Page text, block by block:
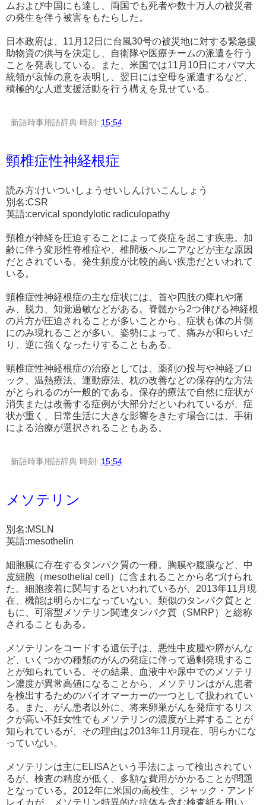
ムおよび中国にも達し、両国でも死者や数十万人の被災者
の発生を伴う被害をもたらした。
日本政府は、11月12日に台風30号の被災地に対する緊急援
助物資の供与を決定し、自衛隊や医療チームの派遣を行う
ことを発表している。また、米国では11月10日にオバマ大
統領が哀悼の意を表明し、翌日には空母を派遣するなど、
積極的な人道支援活動を行う構えを見せている。
新語時事用語辞典 時刻: 15:54
頸椎症性神経根症
読み方:けいついしょうせいしんけいこんしょう
別名:CSR
英語:cervical spondylotic radiculopathy
頸椎が神経を圧迫することによって炎症を起こす疾患。加
齢に伴う変形性脊椎症や、椎間板ヘルニアなどが主な原因
だとされている。発生頻度が比較的高い疾患だといわれて
いる。
頸椎症性神経根症の主な症状には、首や四肢の痺れや痛
み、脱力、知覚過敏などがある。脊髄から2つ伸びる神経根
の片方が圧迫されることが多いことから、症状も体の片側
にのみ現れることが多い。姿勢によって、痛みが和らいだ
り、逆に強くなったりすることもある。
頸椎症性神経根症の治療としては、薬剤の投与や神経ブロ
ック、温熱療法、運動療法、枕の改善などの保存的な方法
がとられるのが一般的である。保存的療法で自然に症状が
消失または改善する症例が大部分だといわれているが、症
状が重く、日常生活に大きな影響をきたす場合には、手術
による治療が選択されることもある。
新語時事用語辞典 時刻: 15:54
メソテリン
別名:MSLN
英語:mesothelin
細胞膜に存在するタンパク質の一種。胸膜や腹膜など、中
皮細胞（mesothelial cell）に含まれることから名づけられ
た。細胞接着に関与するといわれているが、2013年11月現
在、機能は明らかになっていない。類似のタンパク質とと
もに、可溶型メソテリン関連タンパク質（SMRP）と総称
されることもある。
メソテリンをコードする遺伝子は、悪性中皮腫や膵がんな
ど、いくつかの種類のがんの発症に伴って過剰発現するこ
とが知られている。その結果、血液中や尿中でのメソテリ
ン濃度が異常高値になることから、メソテリンはがん患者
を検出するためのバイオマーカーの一つとして扱われてい
る。また、がん患者以外に、将来卵巣がんを発症するリス
クが高い不妊女性でもメソテリンの濃度が上昇することが
知られているが、その理由は2013年11月現在、明らかにな
っていない。
メソテリンは主にELISAという手法によって検出されてい
るが、検査の精度が低く、多額な費用がかかることが問題
となっている。2012年に米国の高校生、ジャック・アンド
レイカが、メソテリン特異的な抗体を含む検査紙を用い